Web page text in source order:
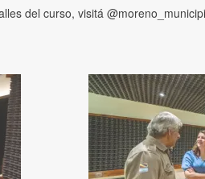
del curso, visitá